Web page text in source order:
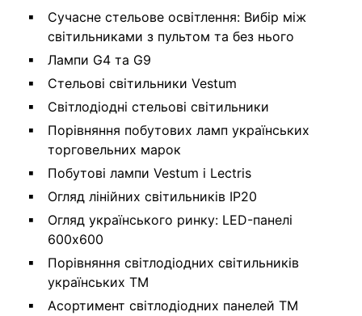
Сучасне стельове освітлення: Вибір між
світильниками з пультом та без нього
Лампи G4 та G9
Стельові світильники Vestum
Світлодіодні стельові світильники
Порівняння побутових ламп українських
торговельних марок
Побутові лампи Vestum і Lectris
Огляд лінійних світильників IP20
Огляд українського ринку: LED-панелі
600х600
Порівняння світлодіодних світильників
українських ТМ
Асортимент світлодіодних панелей ТМ